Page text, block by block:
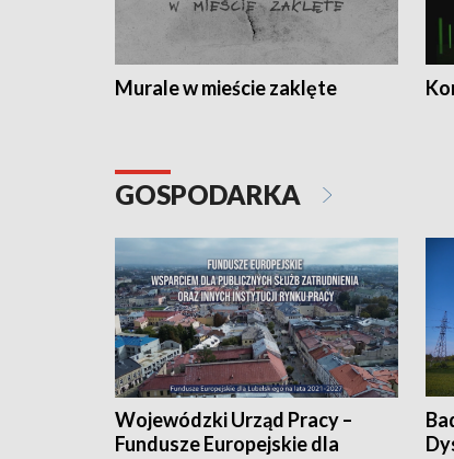
Murale w mieście zaklęte
GOSPODARKA
Wojewódzki Urząd Pracy –
Fundusze Europejskie dla